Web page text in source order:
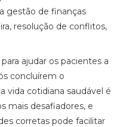
gestão de finanças
resolução de conflitos,
ajudar os pacientes a
concluírem o
vida cotidiana saudável é
mais desafiadores, e
corretas pode facilitar